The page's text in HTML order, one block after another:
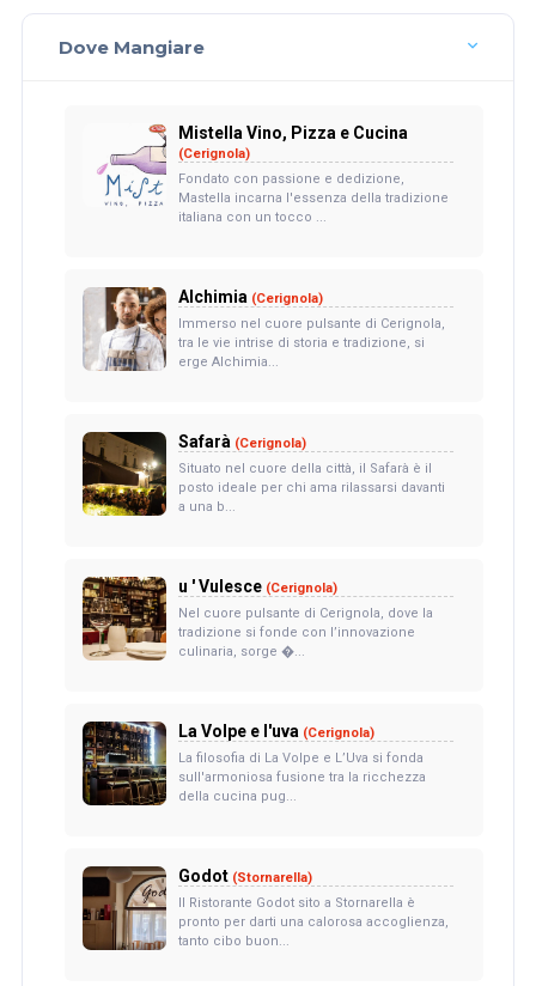
Dove Mangiare
Mistella Vino, Pizza e Cucina
(Cerignola)
Fondato con passione e dedizione,
Mastella incarna l'essenza della tradizione
italiana con un tocco ...
Alchimia (Cerignola)
Immerso nel cuore pulsante di Cerignola,
tra le vie intrise di storia e tradizione, si
erge Alchimia...
Safarà (Cerignola)
Situato nel cuore della città, il Safarà è il
posto ideale per chi ama rilassarsi davanti
a una b...
u ' Vulesce (Cerignola)
Nel cuore pulsante di Cerignola, dove la
tradizione si fonde con l’innovazione
culinaria, sorge �...
La Volpe e l'uva (Cerignola)
La filosofia di La Volpe e L’Uva si fonda
sull'armoniosa fusione tra la ricchezza
della cucina pug...
Godot (Stornarella)
Il Ristorante Godot sito a Stornarella è
pronto per darti una calorosa accoglienza,
tanto cibo buon...